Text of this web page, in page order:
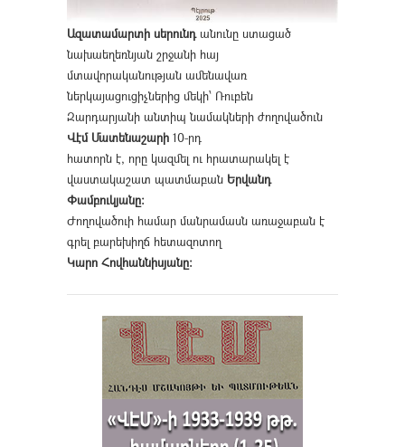
Ազատամարտի սերունդանունը ստացած
նախաեղեռնյան շրջանի հայ
մտավորականության ամենավառ
ներկայացուցիչներից մեկի՝ Ռուբեն
Զարդարյանի անտիպ նամակների ժողովածուն
Վէմ Մատենաշարի 10-րդ
հատորն է, որը կազմել ու հրատարակել է
վաստակաշատ պատմաբան Երվանդ
Փամբուկյանը։
Ժողովածուի համար մանրամասն առաջաբան է
գրել բարեխիղճ հետազոտող
Կարո Հովհաննիսյանը։